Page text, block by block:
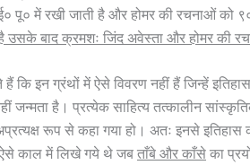
पू० में रखी जाती है और होमर की रचनाओं को
उसके बाद क्रमशः जिंद अवेस्ता और होमर की
कि इन ग्रंथों में ऐसे विवरण नहीं हैं जिन्हें
जन्मता है। प्रत्येक साहित्य तत्कालीन
रूप से कहा गया हो। अतः इनसे इतिहास
ऐसे काल में लिखे गये थे जब ताँबे और काँसे का